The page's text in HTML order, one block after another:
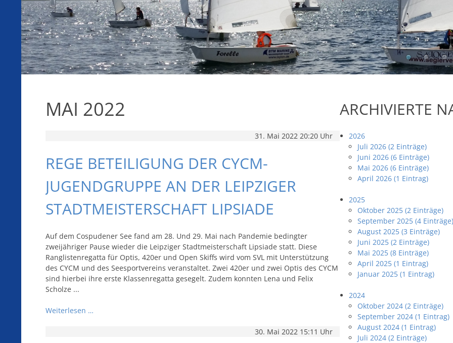
8 9 10 11 12
MAI 2022
31. Mai 2022 20:20 Uhr
REGE BETEILIGUNG DER CYCM-
JUGENDGRUPPE AN DER LEIPZIGER
STADTMEISTERSCHAFT LIPSIADE
Auf dem Cospudener See fand am 28. Und 29. Mai nach Pandemie bedingter
zweijähriger Pause wieder die Leipziger Stadtmeisterschaft Lipsiade statt. Diese
Ranglistenregatta für Optis, 420er und Open Skiffs wird vom SVL mit Unterstützung
des CYCM und des Seesportvereins veranstaltet. Zwei 420er und zwei Optis des CYCM
sind hierbei ihre erste Klassenregatta gesegelt. Zudem konnten Lena und Felix
Scholze ...
Weiterlesen …
30. Mai 2022 15:11 Uhr
ARCHIVIERTE
2026
Juli 2026 (2 Einträge)
Juni 2026 (6 Einträge)
Mai 2026 (6 Einträge)
April 2026 (1 Eintrag)
2025
Oktober 2025 (2 Einträge)
September 2025 (4 Einträge)
August 2025 (3 Einträge)
Juni 2025 (2 Einträge)
Mai 2025 (8 Einträge)
April 2025 (1 Eintrag)
Januar 2025 (1 Eintrag)
2024
Oktober 2024 (2 Einträge)
September 2024 (1 Eintrag)
August 2024 (1 Eintrag)
Juli 2024 (2 Einträge)